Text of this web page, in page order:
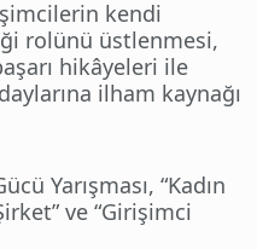
kendi
rolünü üstlenmesi,
hikâyeleri ile
ilham kaynağı
Yarışması, “Kadın
ve “Girişimci